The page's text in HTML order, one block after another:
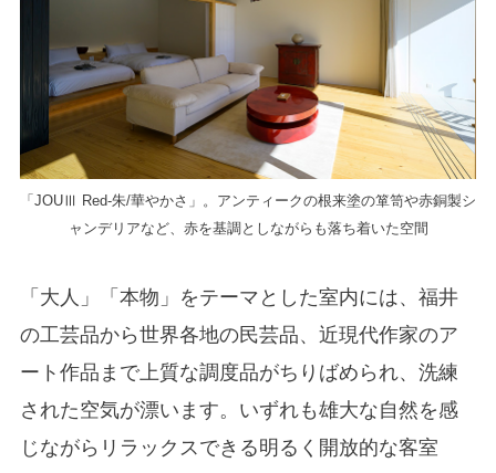
「JOUⅢ Red-朱/華やかさ」。アンティークの根来塗の箪笥や赤銅製シ
ャンデリアなど、赤を基調としながらも落ち着いた空間
「大人」「本物」をテーマとした室内には、福井
の工芸品から世界各地の民芸品、近現代作家のア
ート作品まで上質な調度品がちりばめられ、洗練
された空気が漂います。いずれも雄大な自然を感
じながらリラックスできる明るく開放的な客室